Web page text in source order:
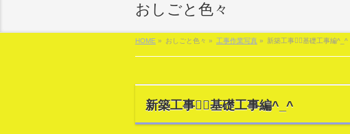
おしごと色々
HOME » おしごと色々 » 工事作業写真 » 新築工事👷‍♂️基礎工事編^_^
新築工事👷‍♂️基礎工事編^_^